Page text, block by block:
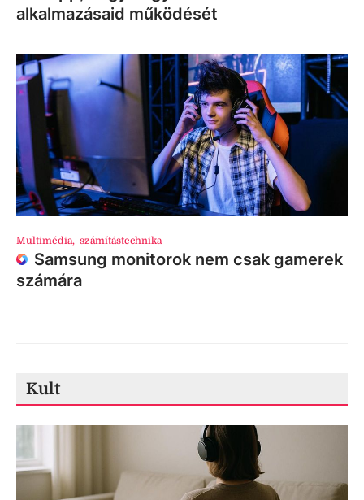
alkalmazásaid működését
Multimédia, számítástechnika
Samsung monitorok nem csak gamerek
számára
Kult